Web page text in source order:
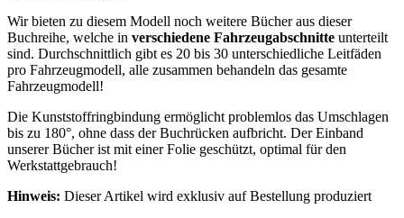
Wir bieten zu diesem Modell noch weitere Bücher aus dieser
Buchreihe, welche in verschiedene Fahrzeugabschnitte unterteilt
sind. Durchschnittlich gibt es 20 bis 30 unterschiedliche Leitfäden
pro Fahrzeugmodell, alle zusammen behandeln das gesamte
Fahrzeugmodell!
Die Kunststoffringbindung ermöglicht problemlos das Umschlagen
bis zu 180°, ohne dass der Buchrücken aufbricht. Der Einband
unserer Bücher ist mit einer Folie geschützt, optimal für den
Werkstattgebrauch!
Hinweis: Dieser Artikel wird exklusiv auf Bestellung produziert